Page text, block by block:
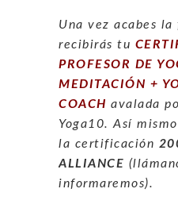
Una vez acabes la
recibirás tu
PROFESOR DE
MEDITACIÓN +
COACH avalada
Yoga10. Así
la certificación
ALLIANCE
informaremos).